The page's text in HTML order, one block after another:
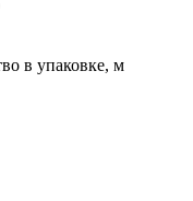
в упаковке, м